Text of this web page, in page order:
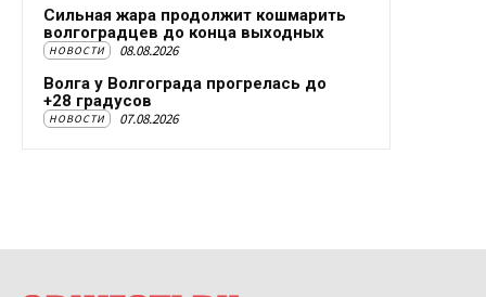
Сильная жара продолжит кошмарить
волгоградцев до конца выходных
НОВОСТИ 08.08.2026
Волга у Волгограда прогрелась до
+28 градусов
НОВОСТИ 07.08.2026